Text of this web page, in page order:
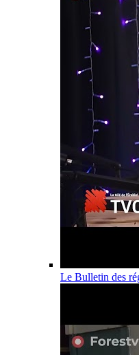
Le Bulletin des